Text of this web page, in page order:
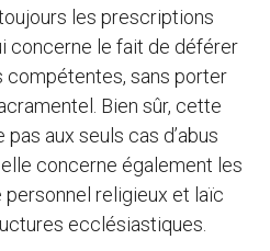
les prescriptions
concerne le fait de déférer
compétentes, sans porter
Bien sûr, cette
aux seuls cas d’abus
concerne également les
personnel religieux et laïc
ecclésiastiques.